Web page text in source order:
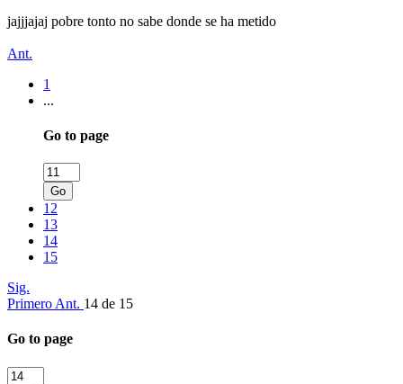
jajjjajaj pobre tonto no sabe donde se ha metido
Ant.
1
...
Go to page
Go
12
13
14
15
Sig.
Primero Ant. 14 de 15
Go to page